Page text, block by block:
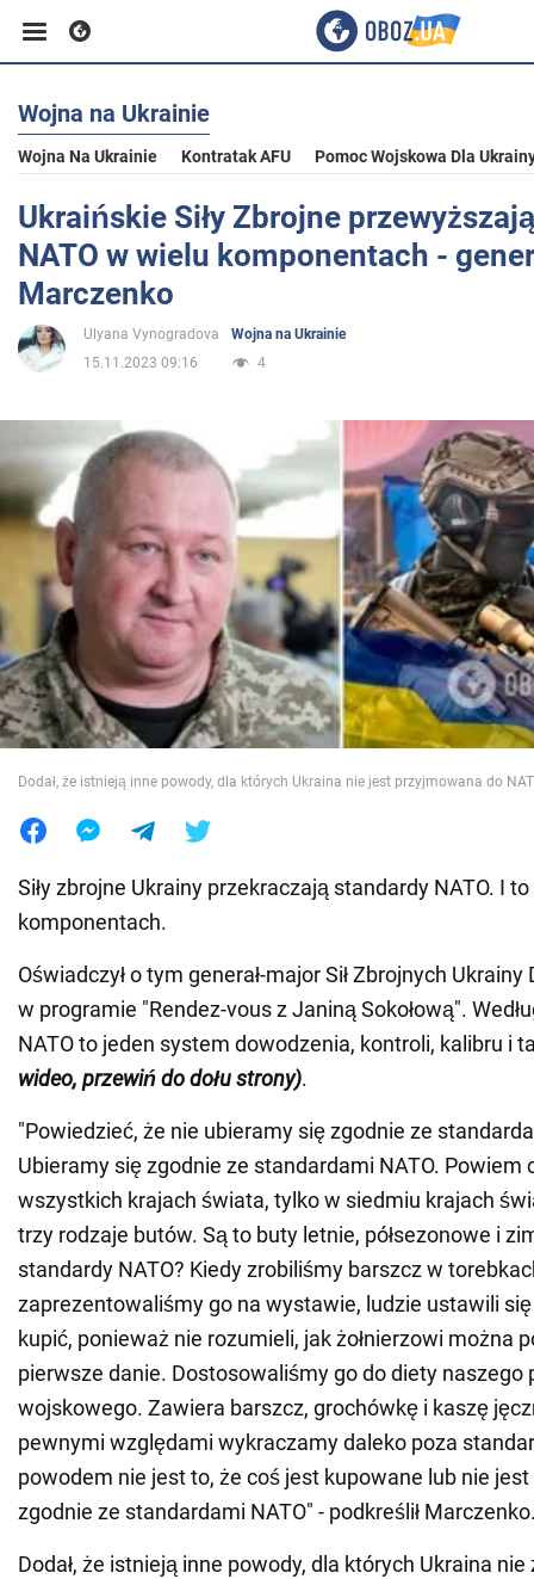
Biznes
Sport
Rozrywka
Życie
Społeczeństwo
Wojna na Ukrainie
Świat
Jedzenie
Wojna na Ukrainie
Wojna Na Ukrainie Kontratak AFU Pomoc Wojskowa Dla
Ukraińskie Siły Zbrojne
NATO w wielu komponentach -
Marczenko
Ulyana Vynogradova
Wojna na Ukrainie
15.11.2023 09:16
4
Dodał, że istnieją inne powody, dla których Ukraina nie jest przyjmowana do
Siły zbrojne Ukrainy przekraczają standardy NATO. I
komponentach.
Oświadczył o tym generał-major Sił Zbrojnych
w programie "Rendez-vous z Janiną Sokołową".
NATO to jeden system dowodzenia, kontroli, kalibru i
wideo, przewiń do dołu strony).
"Powiedzieć, że nie ubieramy się zgodnie ze
Ubieramy się zgodnie ze standardami NATO. Powiem
wszystkich krajach świata, tylko w siedmiu krajach
trzy rodzaje butów. Są to buty letnie, półsezonowe i
standardy NATO? Kiedy zrobiliśmy barszcz w
zaprezentowaliśmy go na wystawie, ludzie ustawili
kupić, ponieważ nie rozumieli, jak żołnierzowi można
pierwsze danie. Dostosowaliśmy go do diety naszego
wojskowego. Zawiera barszcz, grochówkę i kaszę
pewnymi względami wykraczamy daleko poza
powodem nie jest to, że coś jest kupowane lub nie
zgodnie ze standardami NATO" - podkreślił
Dodał, że istnieją inne powody, dla których Ukraina nie